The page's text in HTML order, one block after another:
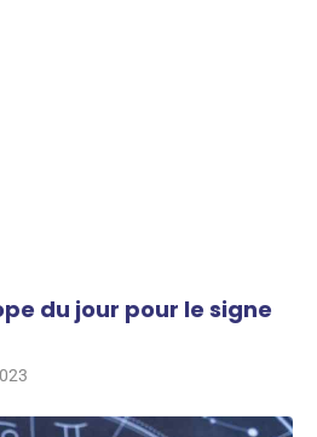
du jour pour le signe